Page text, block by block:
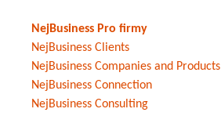
NejBusiness Pro firmy
NejBusiness Clients
NejBusiness Companies and Products
NejBusiness Connection
NejBusiness Consulting